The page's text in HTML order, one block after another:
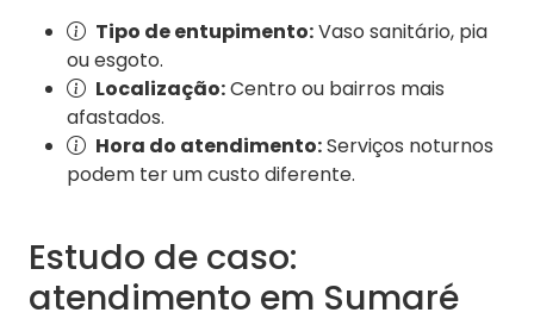
Tipo de entupimento:Vaso sanitário, pia
ou esgoto.
Localização:Centro ou bairros mais
afastados.
Hora do atendimento:Serviços noturnos
podem ter um custo diferente.
Estudo de caso:
atendimento em Sumaré